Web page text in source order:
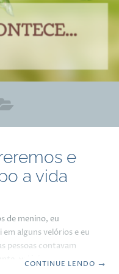
e
a vida
de menino, eu
alguns velórios e eu
pessoas contavam
velório, enterro
CONTINUE LENDO →